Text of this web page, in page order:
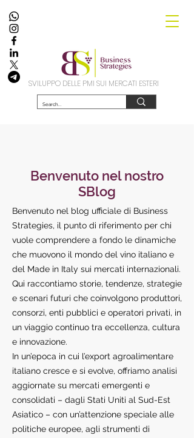
SVILUPPO DELLE PMI SUI MERCATI ESTERI
Benvenuto nel nostro
SBlog
Benvenuto nel blog ufficiale di Business
Strategies, il punto di riferimento per chi
vuole comprendere a fondo le dinamiche
che muovono il mondo del vino italiano e
del Made in Italy sui mercati internazionali.
Qui raccontiamo storie, tendenze, strategie
e scenari futuri che coinvolgono produttori,
consorzi, enti pubblici e operatori privati, in
un viaggio continuo tra eccellenza, cultura
e innovazione.
In un’epoca in cui l’export agroalimentare
italiano cresce e si evolve, offriamo analisi
aggiornate su mercati emergenti e
consolidati – dagli Stati Uniti al Sud-Est
Asiatico – con un’attenzione speciale alle
politiche europee, agli strumenti di